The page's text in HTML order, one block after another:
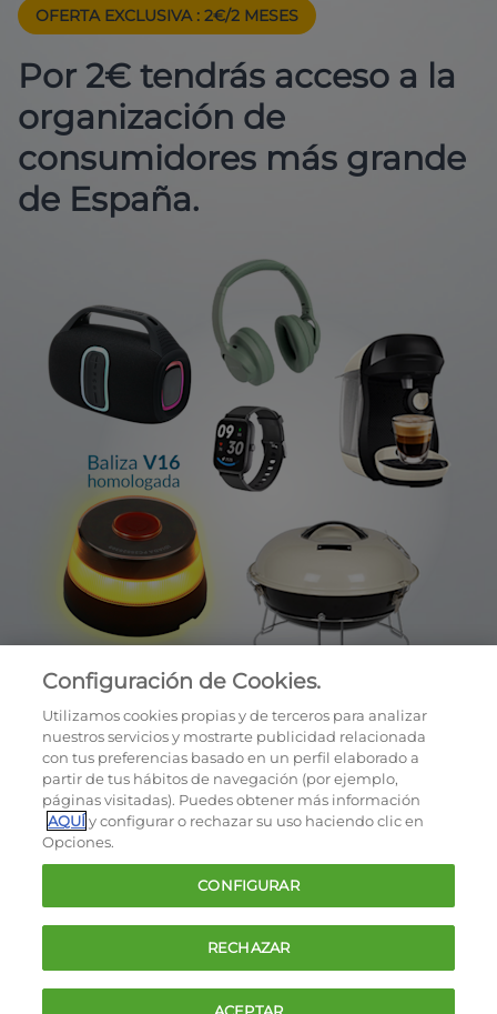
OFERTA EXCLUSIVA : 2€/2 MESES
Por 2€ tendrás acceso a la
organización de
consumidores más grande
de España.
Cookies
Política de privacidad
Términos y condiciones de la oferta
Contacto
FAQ
Configuración de Cookies.
Utilizamos cookies propias y de terceros para analizar
nuestros servicios y mostrarte publicidad relacionada
con tus preferencias basado en un perfil elaborado a
partir de tus hábitos de navegación (por ejemplo,
páginas visitadas). Puedes obtener más información
AQUÍy configurar o rechazar su uso haciendo clic en
Opciones.
CONFIGURAR
RECHAZAR